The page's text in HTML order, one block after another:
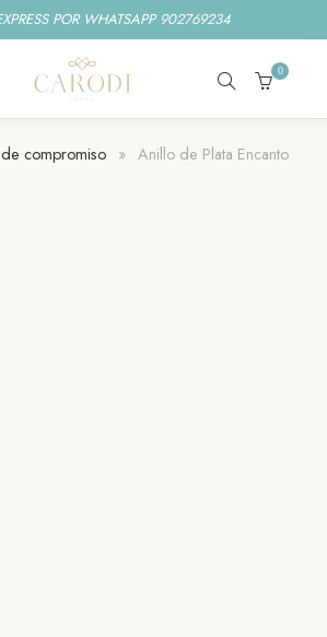
POR WHATSAPP 902769234
SEARCH
0
compromiso » Anillo de Plata Encanto